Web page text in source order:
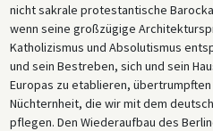
nicht sakrale protestantische
wenn seine großzügige
Katholizismus und Absolutismus
und sein Bestreben, sich und sein
Europas zu etablieren,
Nüchternheit, die wir mit dem
pflegen. Den Wiederaufbau des